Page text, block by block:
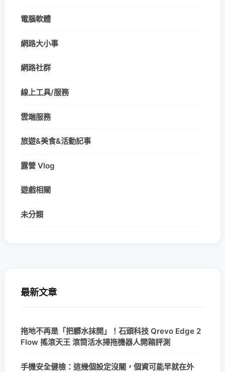
電腦軟體
網路大小事
網路社群
線上工具/服務
雲端服務
旅遊&美食&活動記事
露營 Vlog
遊戲相關
未分類
最新文章
拖地不再是「把髒水抹開」！石頭科技 Qrevo Edge 2
Flow 搖滾天王 滾筒活水掃拖機器人開箱評測
手機安全健檢：這幾個設定沒關，個資可能早就在外